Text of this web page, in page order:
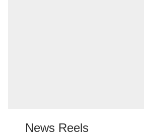
News Reels